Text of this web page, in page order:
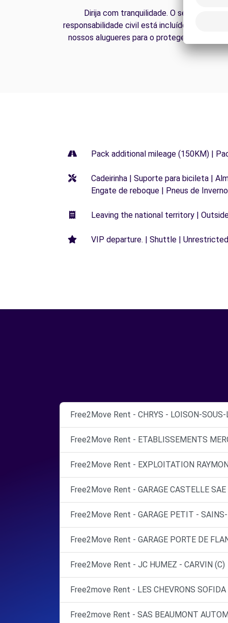
Dirija com tranquilidade. O seguro de
responsabilidade civil está incluído em todos
nossos alugueres para o proteger na
Pack additional mileage (150KM) |
Cadeirinha | Suporte para bicileta |
Engate de reboque | Pneus de Inverno
Leaving the national territory |
VIP departure. | Shuttle |
Free2Move Rent - CHRYS - LOISON-SOUS-
Free2Move Rent - ETABLISSEMENTS
Free2Move Rent - EXPLOITATION
Free2Move Rent - GARAGE CASTELLE
Free2Move Rent - GARAGE PETIT - SAINS-
Free2Move Rent - GARAGE PORTE DE
Free2Move Rent - JC HUMEZ - CARVIN (C)
Free2move Rent - LES CHEVRONS SOFIDA
Free2move Rent - SAS BEAUMONT